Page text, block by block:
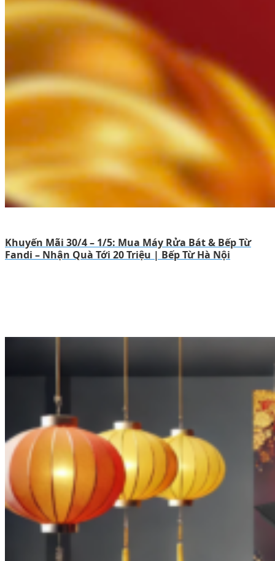
Khuyến Mãi 30/4 – 1/5: Mua Máy Rửa Bát & Bếp Từ
Fandi – Nhận Quà Tới 20 Triệu | Bếp Từ Hà Nội